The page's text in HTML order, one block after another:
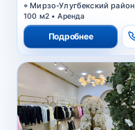
Мирзо-Улугбекский район
100 м2 • Аренда
Подробнее